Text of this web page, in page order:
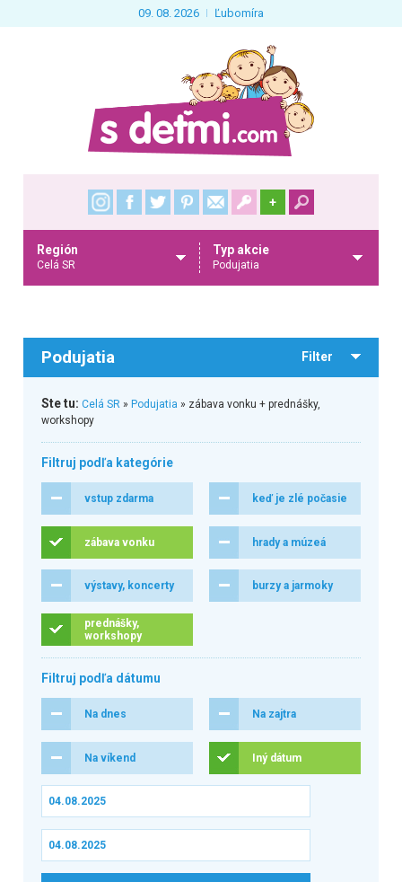
09. 08. 2026 Ľubomíra
+
Región
Celá SR
Typ akcie
Podujatia
Podujatia Filter
Ste tu: Celá SR» Podujatia » zábava vonku + prednášky,
workshopy
Filtruj podľa kategórie
vstup zdarma keď je zlé počasie
zábava vonku hrady a múzeá
výstavy, koncerty burzy a jarmoky
prednášky,
workshopy
Filtruj podľa dátumu
Na dnes Na zajtra
Na víkend Iný dátum